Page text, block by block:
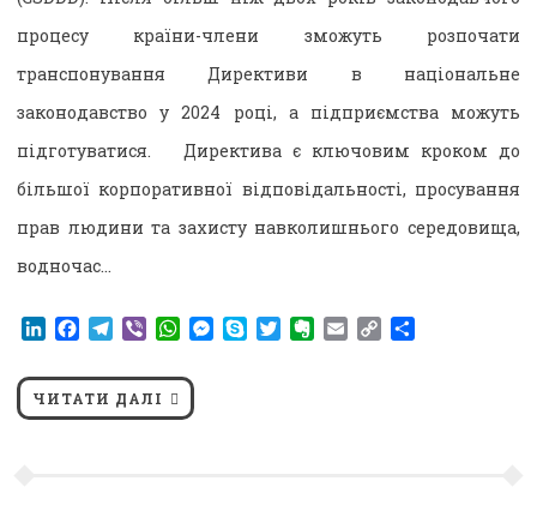
процесу країни-члени зможуть розпочати
транспонування Директиви в національне
законодавство у 2024 році, а підприємства можуть
підготуватися. Директива є ключовим кроком до
більшої корпоративної відповідальності, просування
прав людини та захисту навколишнього середовища,
водночас…
LinkedIn
Facebook
Telegram
ViberWhatsApp
Messenger
SkypeTwitterEvernote
EmailCopy
ЧИТАТИ ДАЛІ